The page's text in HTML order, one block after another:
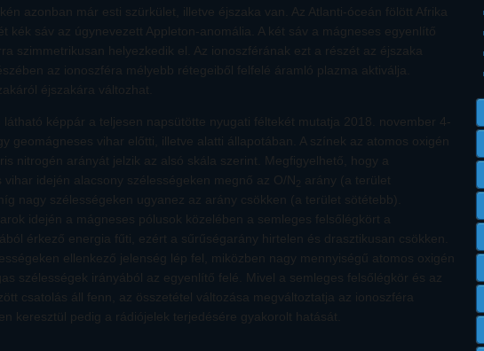
azonban már esti szürkület, illetve éjszaka van. Az Atlanti-óceán fölött Afrika
kék sáv az úgynevezett Appleton-anomália. A két sáv a mágneses egyenlítő
szimmetrikusan helyezkedik el. Az ionoszférának ezt a részét az éjszaka
az ionoszféra mélyebb rétegeiből felfelé áramló plazma aktiválja.
éjszakára változhat.
látható képpár a teljesen napsütötte nyugati féltekét mutatja 2018. november 4-
geomágneses vihar előtti, illetve alatti állapotában. A színek az atomos oxigén
nitrogén arányát jelzik az alsó skála szerint. Megfigyelhető, hogy a
vihar idején alacsony szélességeken megnő az O/N
arány (a terület
nagy szélességeken ugyanez az arány csökken (a terület sötétebb).
idején a mágneses pólusok közelében a semleges felsőlégkört a
érkező energia fűti, ezért a sűrűségarány hirtelen és drasztikusan csökken.
ellenkező jelenség lép fel, miközben nagy mennyiségű atomos oxigén
szélességek irányából az egyenlítő felé. Mivel a semleges felsőlégkör és az
csatolás áll fenn, az összetétel változása megváltoztatja az ionoszféra
keresztül pedig a rádiójelek terjedésére gyakorolt hatását.